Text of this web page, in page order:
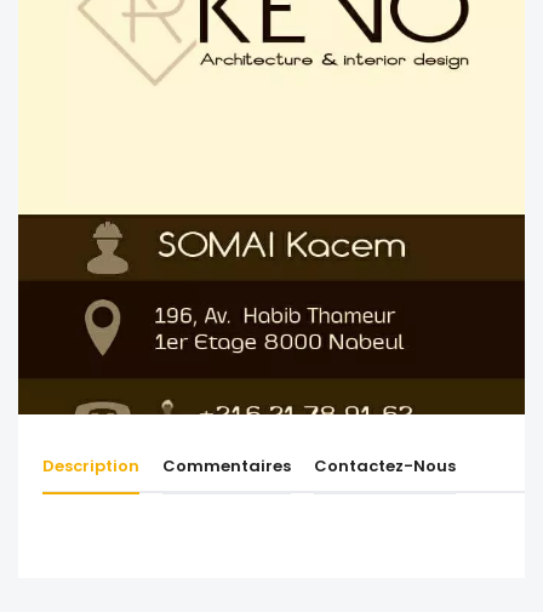
Description Commentaires Contactez-Nous